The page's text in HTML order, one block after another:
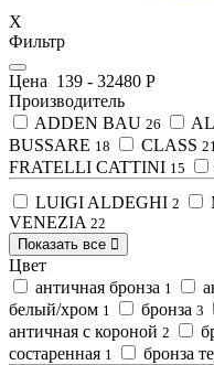
X
Фильтр
Цена 139 - 32480 Р
Производитель
ADDEN BAU 26
BUSSARE 18 CLASS
FRATELLI CATTINI 15
LUIGI ALDEGHI 2
VENEZIA 22
Показать все
Цвет
античная бронза 1
белый/хром 1 бронза 3
античная с короной 2
состаренная 1 бронза